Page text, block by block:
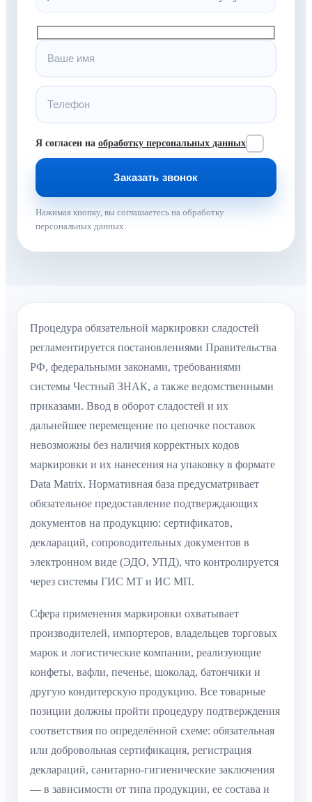
Я согласен на обработку персональных данных
Нажимая кнопку, вы соглашаетесь на обработку
персональных данных.
Процедура обязательной маркировки сладостей
регламентируется постановлениями Правительства
РФ, федеральными законами, требованиями
системы Честный ЗНАК, а также ведомственными
приказами. Ввод в оборот сладостей и их
дальнейшее перемещение по цепочке поставок
невозможны без наличия корректных кодов
маркировки и их нанесения на упаковку в формате
Data Matrix. Нормативная база предусматривает
обязательное предоставление подтверждающих
документов на продукцию: сертификатов,
деклараций, сопроводительных документов в
электронном виде (ЭДО, УПД), что контролируется
через системы ГИС МТ и ИС МП.
Сфера применения маркировки охватывает
производителей, импортеров, владельцев торговых
марок и логистические компании, реализующие
конфеты, вафли, печенье, шоколад, батончики и
другую кондитерскую продукцию. Все товарные
позиции должны пройти процедуру подтверждения
соответствия по определённой схеме: обязательная
или добровольная сертификация, регистрация
деклараций, санитарно-гигиенические заключения
— в зависимости от типа продукции, ее состава и